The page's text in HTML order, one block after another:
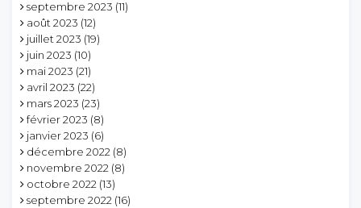
septembre 2023 (11)
août 2023 (12)
juillet 2023 (19)
juin 2023 (10)
mai 2023 (21)
avril 2023 (22)
mars 2023 (23)
février 2023 (8)
janvier 2023 (6)
décembre 2022 (8)
novembre 2022 (8)
octobre 2022 (13)
septembre 2022 (16)